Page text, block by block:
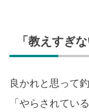
「教えすぎ
良かれと思って
「やらされてい